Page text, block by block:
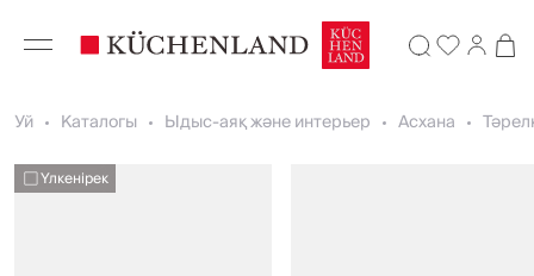
Уй Каталогы Ыдыс-аяқ және интерьер Асхана
Үлкенірек